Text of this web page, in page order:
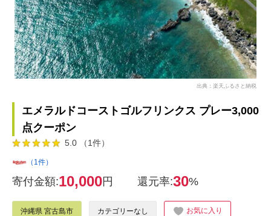
出典：楽天ふるさと納税
エメラルドコーストゴルフリンクス プレー3,000
点クーポン
5.0 （1件）
（1件）
寄付金額:10,000円 還元率:30%
沖縄県 宮古島市 カテゴリーなし お気に入り